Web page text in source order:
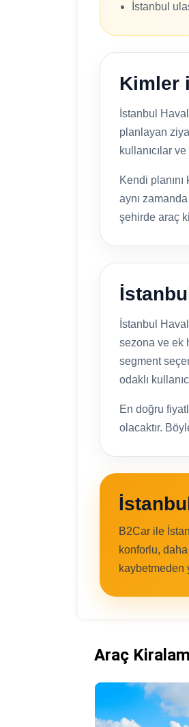
İstanbul
Kimler
İstanbul
planlayan
kullanıcılar
Kendi
aynı
şehirde araç
İstanbul
sezona ve ek
segment
odaklı
En doğru
olacaktır.
B2Car ile
konforlu,
kaybetmeden
Araç